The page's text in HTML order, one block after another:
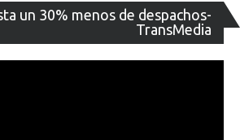
un 30% menos de despachos-
TransMedia
de